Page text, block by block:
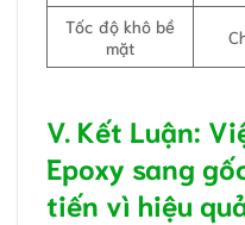
Tốc độ khô bề
mặt
V. Kết Luận:
Epoxy sang
tiến vì hiệu